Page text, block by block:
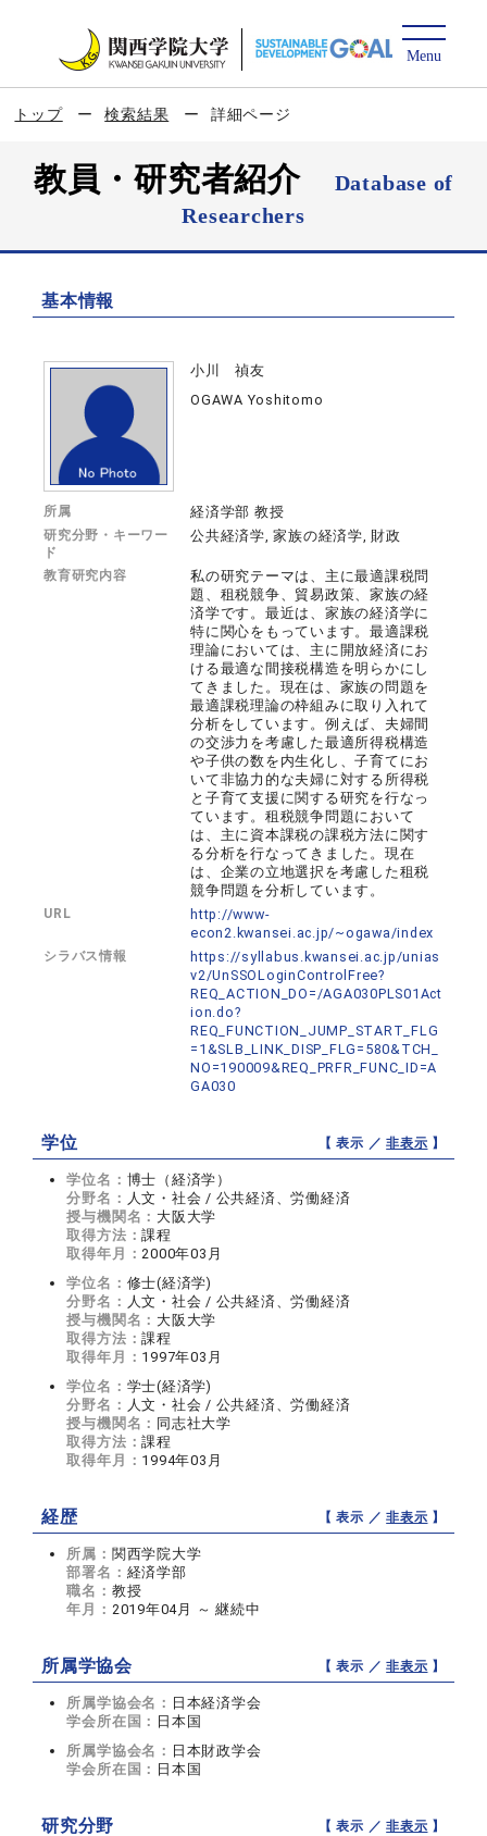
トップ 検索結果 詳細ページ
教員・研究者紹介
Database of
Researchers
基本情報
小川 禎友
OGAWA Yoshitomo
所属 経済学部 教授
研究分野・キーワー
ド
公共経済学, 家族の経済学, 財政
教育研究内容
私の研究テーマは、主に最適課税問
題、租税競争、貿易政策、家族の経
済学です。最近は、家族の経済学に
特に関心をもっています。最適課税
理論においては、主に開放経済にお
ける最適な間接税構造を明らかにし
てきました。現在は、家族の問題を
最適課税理論の枠組みに取り入れて
分析をしています。例えば、夫婦間
の交渉力を考慮した最適所得税構造
や子供の数を内生化し、子育てにお
いて非協力的な夫婦に対する所得税
と子育て支援に関する研究を行なっ
ています。租税競争問題において
は、主に資本課税の課税方法に関す
る分析を行なってきました。現在
は、企業の立地選択を考慮した租税
競争問題を分析しています。
URL
http://www-
econ2.kwansei.ac.jp/~ogawa/index
シラバス情報
https://syllabus.kwansei.ac.jp/unias
v2/UnSSOLoginControlFree?
REQ_ACTION_DO=/AGA030PLS01Act
ion.do?
REQ_FUNCTION_JUMP_START_FLG
=1&SLB_LINK_DISP_FLG=580&TCH_
NO=190009&REQ_PRFR_FUNC_ID=A
GA030
学位 【 表示 ／非表示 】
学位名： 博士（経済学）
分野名： 人文・社会 / 公共経済、労働経済
授与機関名： 大阪大学
取得方法：課程
取得年月：2000年03月
学位名： 修士(経済学)
分野名： 人文・社会 / 公共経済、労働経済
授与機関名： 大阪大学
取得方法：課程
取得年月： 1997年03月
学位名： 学士(経済学)
分野名： 人文・社会 / 公共経済、労働経済
授与機関名： 同志社大学
取得方法：課程
取得年月： 1994年03月
経歴 【 表示 ／非表示 】
所属： 関西学院大学
部署名： 経済学部
職名： 教授
年月： 2019年04月 ～ 継続中
所属学協会 【 表示 ／非表示 】
所属学協会名： 日本経済学会
学会所在国： 日本国
所属学協会名： 日本財政学会
学会所在国： 日本国
研究分野 【 表示 ／非表示 】